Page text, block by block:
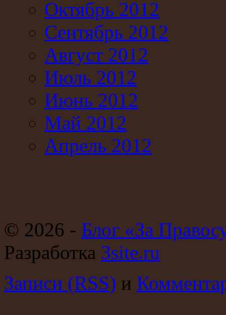
Октябрь 2012
Сентябрь 2012
Август 2012
Июль 2012
Июнь 2012
Май 2012
Апрель 2012
© 2026 - Блог «За
Разработка 3site.ru
Записи (RSS) и